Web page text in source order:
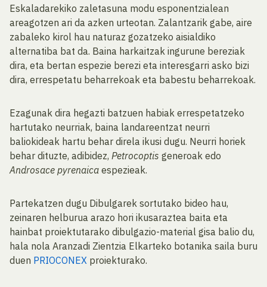
Eskaladarekiko zaletasuna modu esponentzialean
areagotzen ari da azken urteotan. Zalantzarik gabe, aire
zabaleko kirol hau naturaz gozatzeko aisialdiko
alternatiba bat da. Baina harkaitzak ingurune bereziak
dira, eta bertan espezie berezi eta interesgarri asko bizi
dira, errespetatu beharrekoak eta babestu beharrekoak.
Ezagunak dira hegazti batzuen habiak errespetatzeko
hartutako neurriak, baina landareentzat neurri
baliokideak hartu behar direla ikusi dugu. Neurri horiek
behar dituzte, adibidez, Petrocoptis generoak edo
Androsace pyrenaica espezieak.
Partekatzen dugu Dibulgarek sortutako bideo hau,
zeinaren helburua arazo hori ikusaraztea baita eta
hainbat proiektutarako dibulgazio-material gisa balio du,
hala nola Aranzadi Zientzia Elkarteko botanika saila buru
duen PRIOCONEX proiekturako.